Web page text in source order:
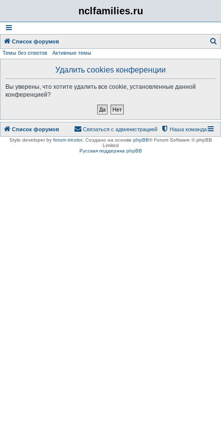
nclfamilies.ru
Список форумов
Темы без ответов Активные темы
Удалить cookies конференции
Вы уверены, что хотите удалить все cookie, установленные данной
конференцией?
Список форумов Наша команда
Связаться с администрацией
Style developer by forum tricolor, Создано на основе phpBB® Forum Software © phpBB
Limited
Русская поддержка phpBB